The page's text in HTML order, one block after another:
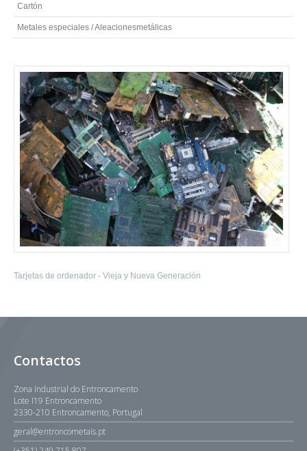
Cartón
Metales especiales / Aleacionesmetálicas
Tarjetas de ordenador - Vieja y Nueva Generación
Contactos
Zona Industrial do Entroncamento
Lote I19 Entroncamento
2330-210 Entroncamento, Portugal
geral@entroncometais.pt